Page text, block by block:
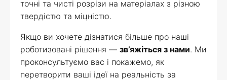
точні та чисті розрізи на матеріалах з різною
твердістю та міцністю.
Якщо ви хочете дізнатися більше про наші
роботизовані рішення — зв’яжіться з нами. Ми
проконсультуємо вас і покажемо, як
перетворити ваші ідеї на реальність за